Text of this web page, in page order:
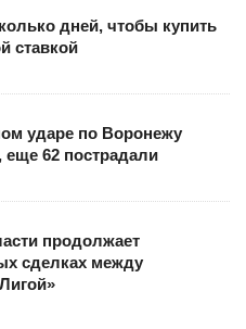
дней, чтобы купить
ставкой
ударе по Воронежу
62 пострадали
продолжает
сделках между